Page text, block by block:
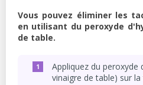
Vous pouvez éliminer les
en utilisant du peroxyde
de table.
Appliquez du peroxyde
vinaigre de table) sur la